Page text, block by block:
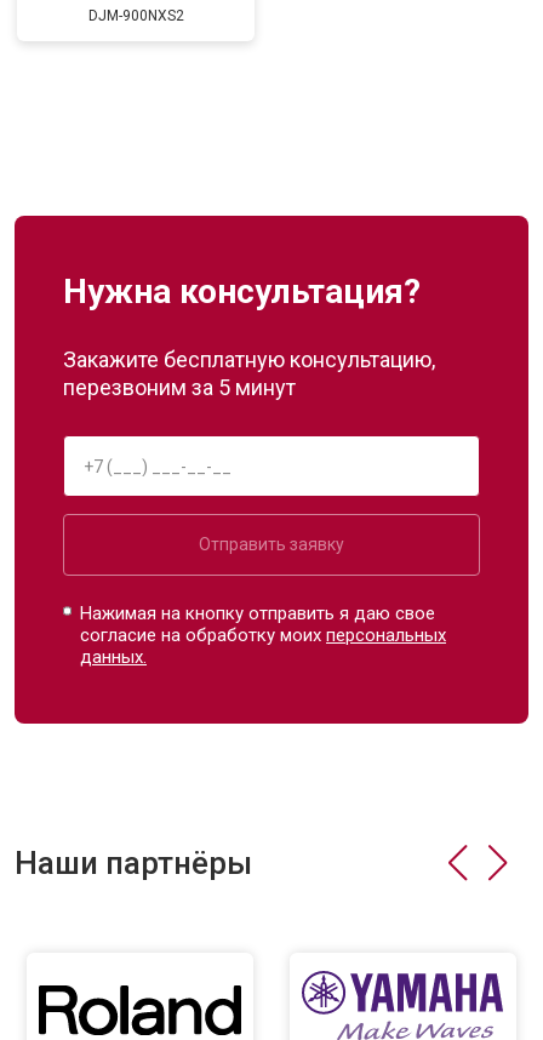
DJM-900NXS2
Нужна консультация?
Закажите бесплатную консультацию,
перезвоним за 5 минут
Отправить заявку
Нажимая на кнопку отправить я даю свое
согласие на обработку моихперсональных
данных.
Наши партнёры